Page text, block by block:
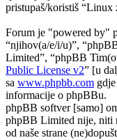
pristupaš/koristiš “Linux
Forum je "powered by"
“njihov(a/e/i/u)”,
Limited”, “phpBB
Public License v2” [u
sa www.phpbb.com
informacije o phpBBu.
phpBB softver [samo]
phpBB Limited nije, niti
od naše strane